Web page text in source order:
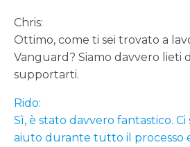
Chris:
Ottimo, come ti sei trovato a
Vanguard? Siamo davvero lieti
supportarti.
Rido:
Sì, è stato davvero fantastico.
aiuto durante tutto il processo